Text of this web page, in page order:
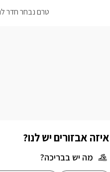
טרם נבחר חדר
איזה אבזורים יש לנו?
מה יש בבריכה?